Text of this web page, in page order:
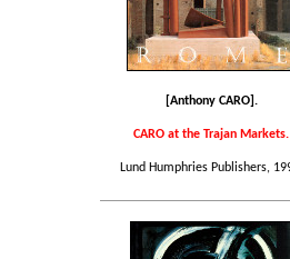
[Anthony CARO].
CARO at the Trajan Markets.
Lund Humphries Publishers,